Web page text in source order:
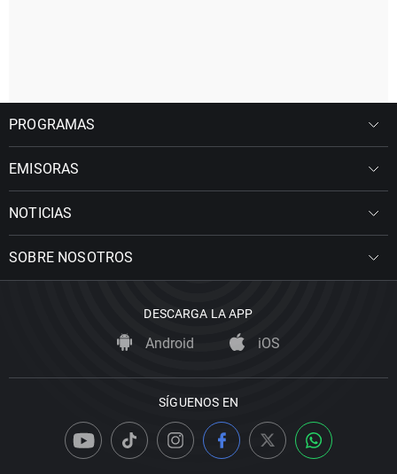
PROGRAMAS
EMISORAS
NOTICIAS
SOBRE NOSOTROS
DESCARGA LA APP
Android iOS
SÍGUENOS EN